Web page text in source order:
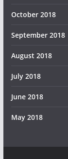
October 2018
September 2018
August 2018
July 2018
June 2018
May 2018